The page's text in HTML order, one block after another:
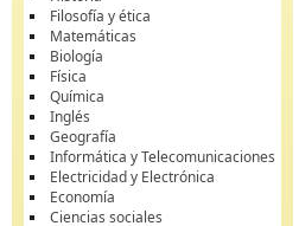
Filosofía y ética
Matemáticas
Biología
Física
Química
Inglés
Geografía
Informática y Telecomunicaciones
Electricidad y Electrónica
Economía
Ciencias sociales